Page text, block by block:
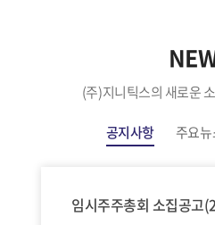
(주)지니틱스의 새로운
공지사항 주요
임시주주총회 소집공고